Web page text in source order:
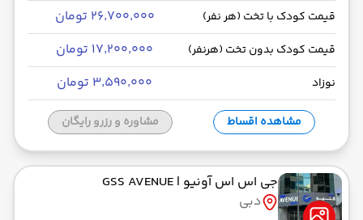
به فرودگاه بین‌المللی امام خمینی IKA
رسیدن به مقصد : 15:10
ایران ایرتور -Economy
قیمت کودک با تخت (هر نفر) ۲۶٬۷۰۰٬۰۰۰ تومان
قیمت کودک بدون تخت (هرنفر) ۱۷٬۲۰۰٬۰۰۰ تومان
نوزاد ۳٬۵۹۰٬۰۰۰ تومان
مشاهده اقساط مشاوره و رزرو رایگان
جی اس اس آونیو | GSS AVENUE
دبی